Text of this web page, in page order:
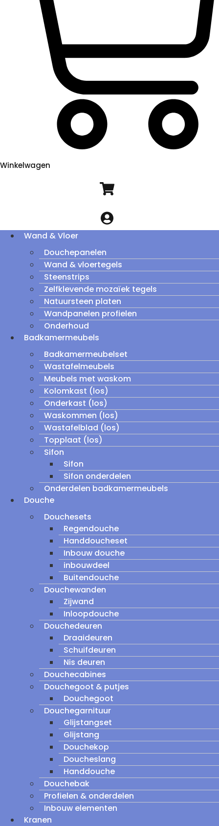
Winkelwagen
Wand & Vloer
Douchepanelen
Wand & vloertegels
Steenstrips
Zelfklevende mozaïek tegels
Natuursteen platen
Wandpanelen profielen
Onderhoud
Badkamermeubels
Badkamermeubelset
Wastafelmeubels
Meubels met waskom
Kolomkast (los)
Onderkast (los)
Waskommen (los)
Wastafelblad (los)
Topplaat (los)
Sifon
Sifon
Sifon onderdelen
Onderdelen badkamermeubels
Douche
Douchesets
Regendouche
Handdoucheset
Inbouw douche
inbouwdeel
Buitendouche
Douchewanden
Zijwand
Inloopdouche
Douchedeuren
Draaideuren
Schuifdeuren
Nis deuren
Douchecabines
Douchegoot & putjes
Douchegoot
Douchegarnituur
Glijstangset
Glijstang
Douchekop
Doucheslang
Handdouche
Douchebak
Profielen & onderdelen
Inbouw elementen
Kranen